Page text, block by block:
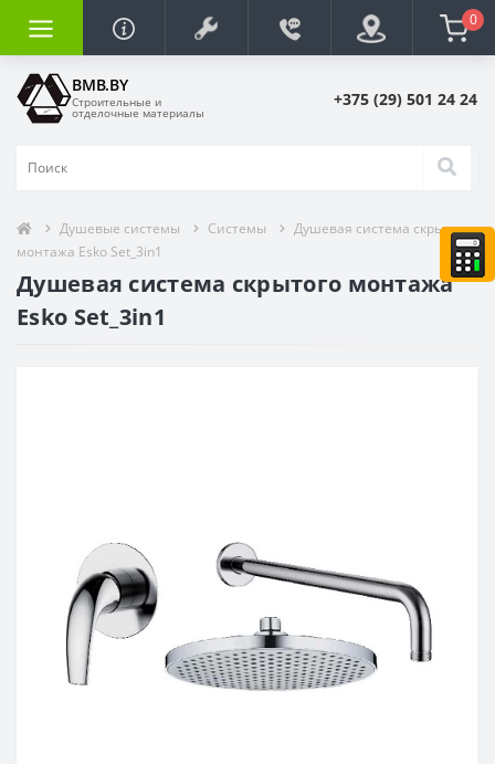
0
BMB.BY
Строительные и
отделочные материалы
+375 (29) 501 24 24
Душевые системы Системы
Душевая система скрытого
монтажа Esko Set_3in1
Душевая система скрытого монтажа
Esko Set_3in1